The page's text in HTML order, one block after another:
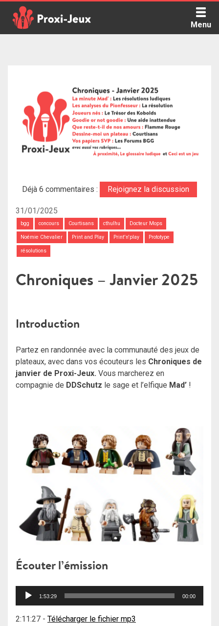
content
Menu
Déjà 6 commentaires : Rejoignez la discussion
31/01/2025
bgg concours Courtisans cthulhu Docteur Mops
Noémie Chevalier Print and Play Print'n'play Prototype
résolutions
Chroniques – Janvier 2025
Introduction
Partez en randonnée avec la communauté des jeux de
plateaux, avec dans vos écouteurs les Chroniques de
janvier de Proxi-Jeux. Vous marcherez en
compagnie de DDSchutz le sage et l’elfique Mad’ !
Écouter l’émission
Lecteur
1:53:29 00:00
2:11:27 - Télécharger le fichier mp3